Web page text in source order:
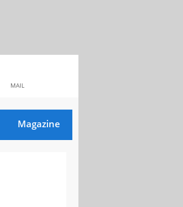
MAIL
Magazine